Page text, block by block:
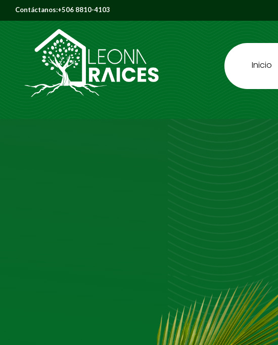
Contáctanos:+506 8810-4103
Leona Raíces Inicio